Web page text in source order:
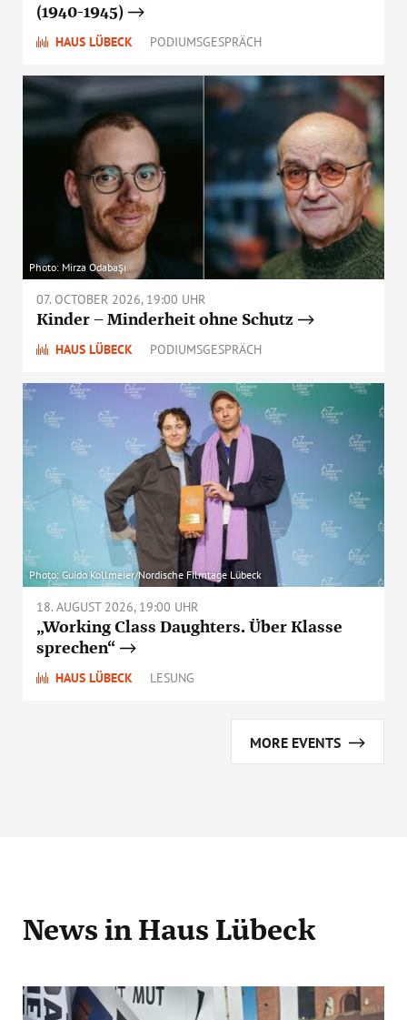
(1940-1945)
HAUS LÜBECK PODIUMSGESPRÄCH
Photo: Mirza Odabaşı
07. OCTOBER 2026, 19:00 UHR
Kinder – Minderheit ohne Schutz
HAUS LÜBECK PODIUMSGESPRÄCH
Photo: Guido Kollmeier/Nordische Filmtage Lübeck
18. AUGUST 2026, 19:00 UHR
„Working Class Daughters. Über Klasse
sprechen“
HAUS LÜBECK LESUNG
MORE EVENTS
News in Haus Lübeck